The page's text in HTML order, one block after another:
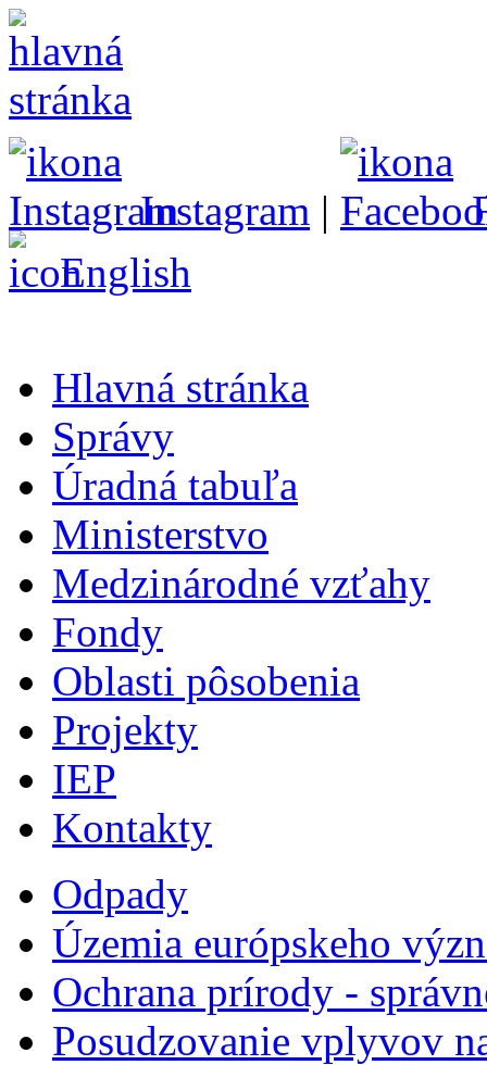
Instagram |
English
Hlavná stránka
Správy
Úradná tabuľa
Ministerstvo
Medzinárodné vzťahy
Fondy
Oblasti pôsobenia
Projekty
IEP
Kontakty
Odpady
Územia európskeho
Ochrana prírody -
Posudzovanie vplyvov